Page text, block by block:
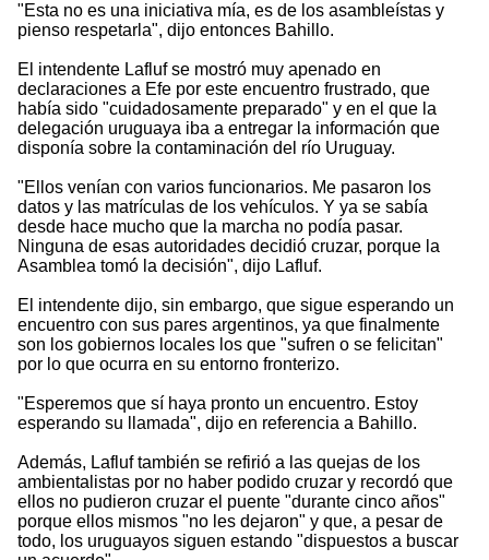
"Esta no es una iniciativa mía, es de los asambleístas y
pienso respetarla", dijo entonces Bahillo.
El intendente Lafluf se mostró muy apenado en
declaraciones a Efe por este encuentro frustrado, que
había sido "cuidadosamente preparado" y en el que la
delegación uruguaya iba a entregar la información que
disponía sobre la contaminación del río Uruguay.
"Ellos venían con varios funcionarios. Me pasaron los
datos y las matrículas de los vehículos. Y ya se sabía
desde hace mucho que la marcha no podía pasar.
Ninguna de esas autoridades decidió cruzar, porque la
Asamblea tomó la decisión", dijo Lafluf.
El intendente dijo, sin embargo, que sigue esperando un
encuentro con sus pares argentinos, ya que finalmente
son los gobiernos locales los que "sufren o se felicitan"
por lo que ocurra en su entorno fronterizo.
"Esperemos que sí haya pronto un encuentro. Estoy
esperando su llamada", dijo en referencia a Bahillo.
Además, Lafluf también se refirió a las quejas de los
ambientalistas por no haber podido cruzar y recordó que
ellos no pudieron cruzar el puente "durante cinco años"
porque ellos mismos "no les dejaron" y que, a pesar de
todo, los uruguayos siguen estando "dispuestos a buscar